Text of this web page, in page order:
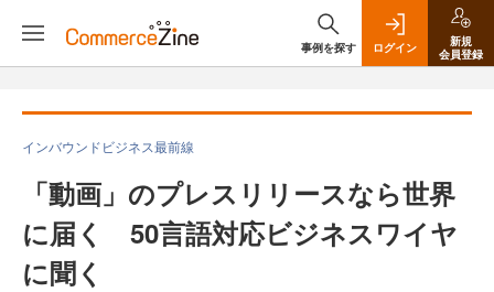
事例を探す ログイン
新規
会員登録
インバウンドビジネス最前線
「動画」のプレスリリースなら世界
に届く 50言語対応ビジネスワイヤ
に聞く